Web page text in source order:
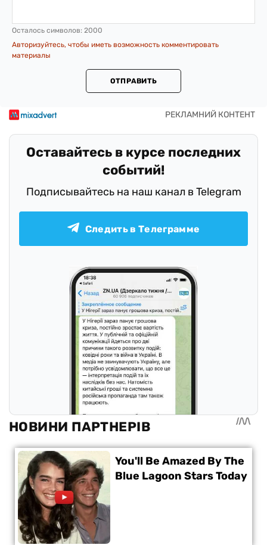
Осталось символов: 2000
Авторизуйтесь, чтобы иметь возможность комментировать
материалы
ОТПРАВИТЬ
Оставайтесь в курсе последних
событий!
Подписывайтесь на наш канал в Telegram
Следить в Телеграмме